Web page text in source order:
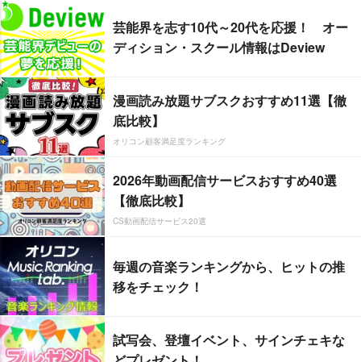
芸能界を志す10代～20代を応援！ オー
ディション・スクール情報はDeview
漫画読み放題サブスクおすすめ11選【徹
底比較】
オリコン顧客満足度ランキング
2026年動画配信サービスおすすめ40選
【徹底比較】
CS動画配信サービス20選
毎週の音楽ランキングから、ヒットの推
移をチェック！
試写会、登壇イベント、サインチェキな